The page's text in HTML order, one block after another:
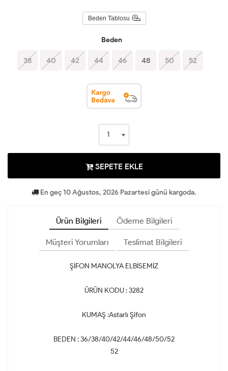
Beden Tablosu
Beden
38 40 42 44 46 48 50 52
SEPETE EKLE
En geç 10 Ağustos, 2026 Pazartesi günü kargoda.
Ürün Bilgileri Ödeme Bilgileri
Müşteri Yorumları Teslimat Bilgileri
ŞİFON MANOLYA ELBİSEMİZ
ÜRÜN KODU : 3282
KUMAŞ :Astarlı Şifon
BEDEN : 36/38/40/42/44/46/48/50/52
52